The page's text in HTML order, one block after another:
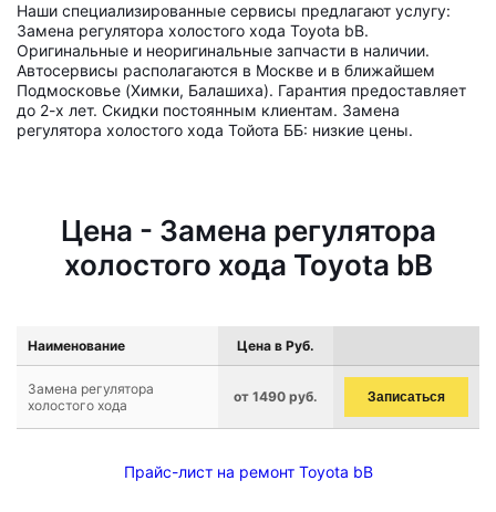
Наши специализированные сервисы предлагают услугу:
Замена регулятора холостого хода Toyota bB.
Оригинальные и неоригинальные запчасти в наличии.
Автосервисы располагаются в Москве и в ближайшем
Подмосковье (Химки, Балашиха). Гарантия предоставляет
до 2-х лет. Скидки постоянным клиентам. Замена
регулятора холостого хода Тойота ББ: низкие цены.
Цена - Замена регулятора
холостого хода Toyota bB
Наименование Цена в Руб.
Замена регулятора
холостого хода
от 1490 руб. Записаться
Прайс-лист на ремонт Toyota bB